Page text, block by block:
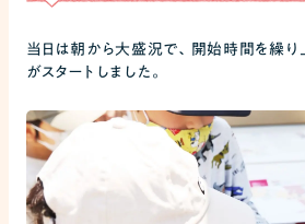
当日は朝から大盛況で、開始時間を繰り
がスタートしました。